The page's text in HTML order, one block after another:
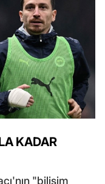
KADAR
"bilişim